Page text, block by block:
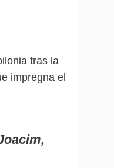
tras la
impregna el